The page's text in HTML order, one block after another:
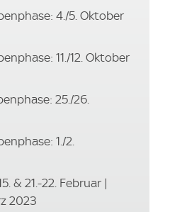
4./5. Oktober
11./12. Oktober
25./26.
1./2.
& 21.-22. Februar |
2023